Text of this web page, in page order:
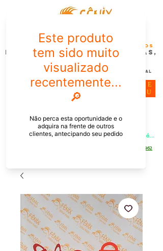
FÊNIX DESIGN STUDIO | Design
Gráfico| Desenvolvimento de Produtos
Personalizados para Pessoas,
Empresas e EventoS
Lembrancinhas, Brindes promocionais,
Decoração, Presentes e Comunicação Visual
PEDIDOS PELO CHAT OU WHATSAPP: Informe os produtos,
quantidade e o CEP ou endereço de entrega e receba um link já
ME
NU
[21] 9 6546 4862